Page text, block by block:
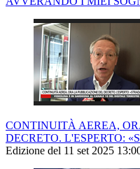
CONTINUITÀ AEREA,
DECRETO. L'ESPERTO:
Edizione del 11 set 2025